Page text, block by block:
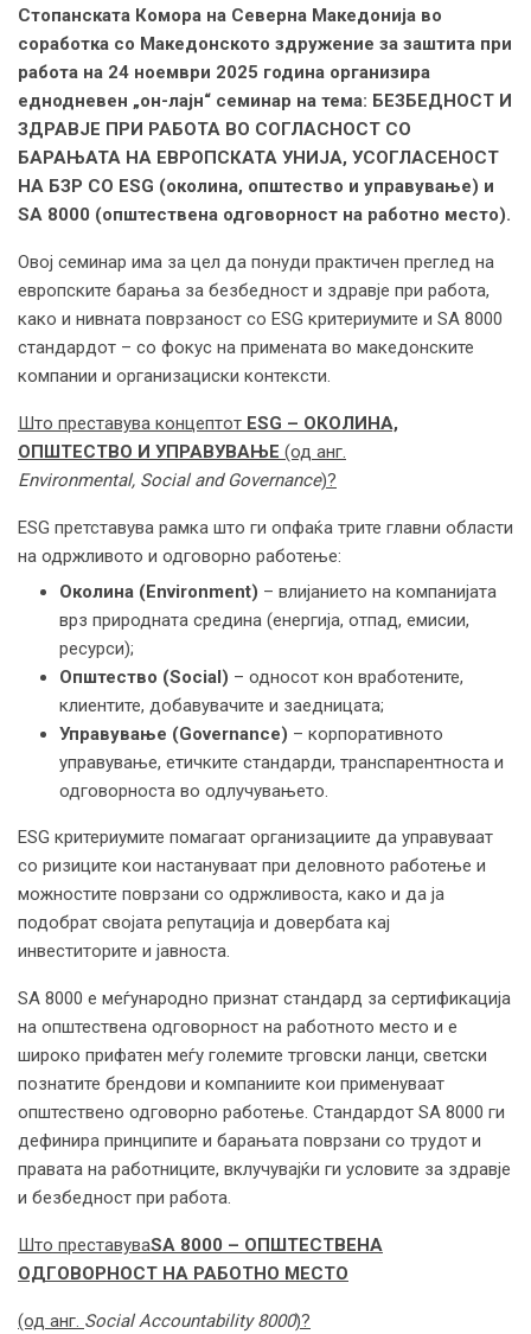
Стопанската Комора на Северна Македонија во
соработка со Македонското здружение за заштита при
работа на 24 ноември 2025 година организира
еднодневен „он-лајн“ семинар на тема: БЕЗБЕДНОСТ И
ЗДРАВЈЕ ПРИ РАБОТА ВО СОГЛАСНОСТ СО
БАРАЊАТА НА ЕВРОПСКАТА УНИЈА, УСОГЛАСЕНОСТ
НА БЗР СО ESG (околина, општество и управување) и
SA 8000 (општествена одговорност на работно место).
Овој семинар има за цел да понуди практичен преглед на
европските барања за безбедност и здравје при работа,
како и нивната поврзаност со ESG критериумите и SA 8000
стандардот – со фокус на примената во македонските
компании и организациски контексти.
Што преставува концептот ESG – ОКОЛИНА,
ОПШТЕСТВО И УПРАВУВАЊЕ (од анг.
Environmental, Social and Governance)?
ESG претставува рамка што ги опфаќа трите главни области
на одржливото и одговорно работење:
Околина (Environment) – влијанието на компанијата
врз природната средина (енергија, отпад, емисии,
ресурси);
Општество (Social) – односот кон вработените,
клиентите, добавувачите и заедницата;
Управување (Governance) – корпоративното
управување, етичките стандарди, транспарентноста и
одговорноста во одлучувањето.
ESG критериумите помагаат организациите да управуваат
со ризиците кои настануваат при деловното работење и
можностите поврзани со одржливоста, како и да ја
подобрат својата репутација и довербата кај
инвеститорите и јавноста.
SA 8000 е меѓународно признат стандард за сертификација
на општествена одговорност на работното место и е
широко прифатен меѓу големите трговски ланци, светски
познатите брендови и компаниите кои применуваат
општествено одговорно работење. Стандардот SA 8000 ги
дефинира принципите и барањата поврзани со трудот и
правата на работниците, вклучувајќи ги условите за здравје
и безбедност при работа.
Што преставуваSA 8000 – ОПШТЕСТВЕНА
ОДГОВОРНОСТ НА РАБОТНО МЕСТО
(од анг. Social Accountability 8000)?